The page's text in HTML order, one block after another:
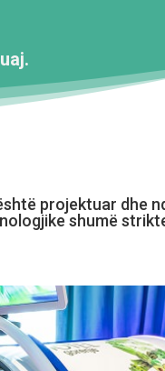
projektuar dhe
shumë